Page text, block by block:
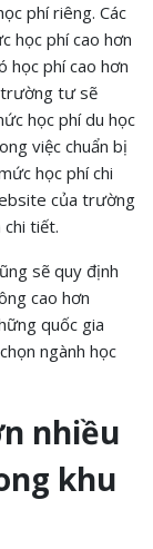
phí riêng. Các
học phí cao hơn
phí cao hơn
trường tư sẽ
học phí du học
việc chuẩn bị
học phí chi
của trường
tiết.
sẽ quy định
cao hơn
quốc gia
ngành học
nhiều
khu